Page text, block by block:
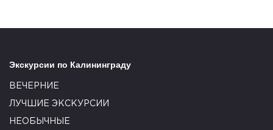
Экскурсии по Калининграду
ВЕЧЕРНИЕ
ЛУЧШИЕ ЭКСКУРСИИ
НЕОБЫЧНЫЕ